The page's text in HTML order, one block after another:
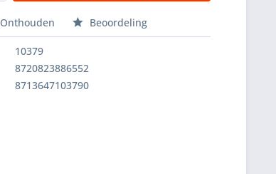
Onthouden Beoordeling
10379
8720823886552
8713647103790